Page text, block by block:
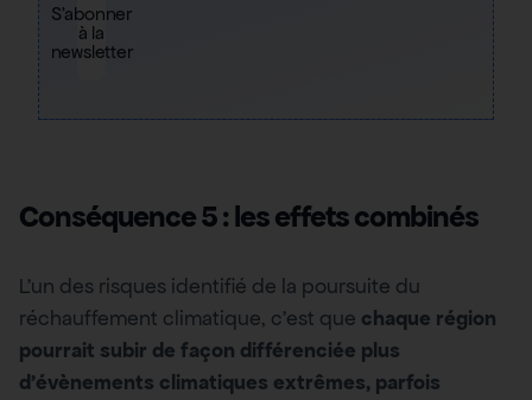
S'abonner
à la
newsletter
Conséquence 5 : les effets combinés
L’un des risques identifié de la poursuite du
réchauffement climatique, c’est que chaque région
pourrait subir de façon différenciée plus
d’évènements climatiques extrêmes, parfois